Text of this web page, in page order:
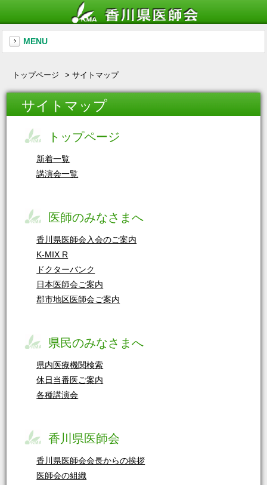
MENU
トップページ サイトマップ
サイトマップ
トップページ
新着一覧
講演会一覧
医師のみなさまへ
香川県医師会入会のご案内
K-MIX R
ドクターバンク
日本医師会ご案内
郡市地区医師会ご案内
県民のみなさまへ
県内医療機関検索
休日当番医ご案内
各種講演会
香川県医師会
香川県医師会会長からの挨拶
医師会の組織